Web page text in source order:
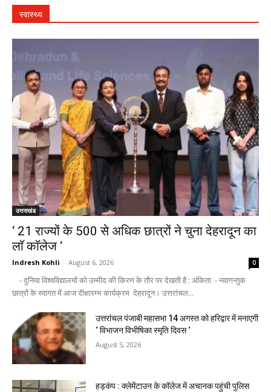
स्वास्थ्य
उत्तराखंड
‘ 21 राज्यों के 500 से अधिक छात्रों ने चुना देहरादून का
लाॅ काॅलेज ‘
Indresh Kohli - August 6, 2026 0
- दुनिया विश्वविद्यालयों को उम्मीद की किरण के तौर पर देखती है : अंकिता - नवागन्तुक
छात्रों के स्वागत में आज दीक्षारम्भ कार्यक्रम देहरादून। उत्तरांचल...
उत्तरांचल पंजाबी महासभा 14 अगस्त को हरिद्वार में मनाएगी
‘ विभाजन विभीषिका स्मृति दिवस ‘
August 5, 2026
हड़कंप : क्लेमेंटाउन के कॉलेज में अचानक पहुंची पुलिस